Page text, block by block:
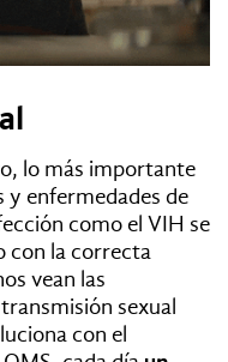
lo más importante
y enfermedades de
como el VIH se
con la correcta
vean las
sexual
con el